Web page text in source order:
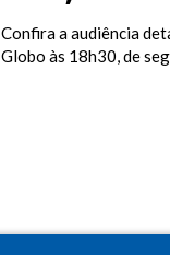
Confira a audiência
Globo às 18h30, de